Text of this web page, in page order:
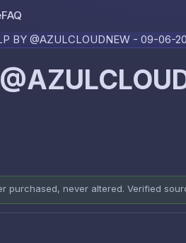
FAQ
BY @AZULCLOUDNEW - 09-06-
purchased, never altered. Verified